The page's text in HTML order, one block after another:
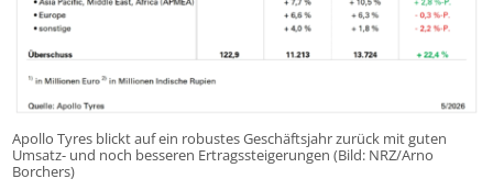
Apollo Tyres blickt auf ein robustes Geschäftsjahr zurück mit guten
Umsatz- und noch besseren Ertragssteigerungen (Bild: NRZ/Arno
Borchers)